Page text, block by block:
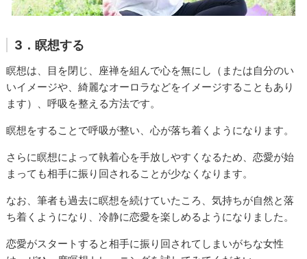
3．瞑想する
瞑想は、目を閉じ、座禅を組んで心を無にし（または自分のい
いイメージや、綺麗なオーロラなどをイメージすることもあり
ます）、呼吸を整える方法です。
瞑想をすることで呼吸が整い、心が落ち着くようになります。
さらに瞑想によって執着心を手放しやすくなるため、恋愛が始
まっても相手に振り回されることが少なくなります。
なお、筆者も過去に瞑想を続けていたころ、気持ちが自然と落
ち着くようになり、冷静に恋愛を楽しめるようになりました。
恋愛がスタートすると相手に振り回されてしまいがちな女性